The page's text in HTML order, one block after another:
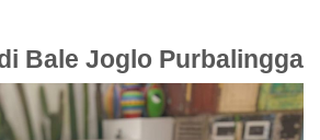
Bale Joglo Purbalingga